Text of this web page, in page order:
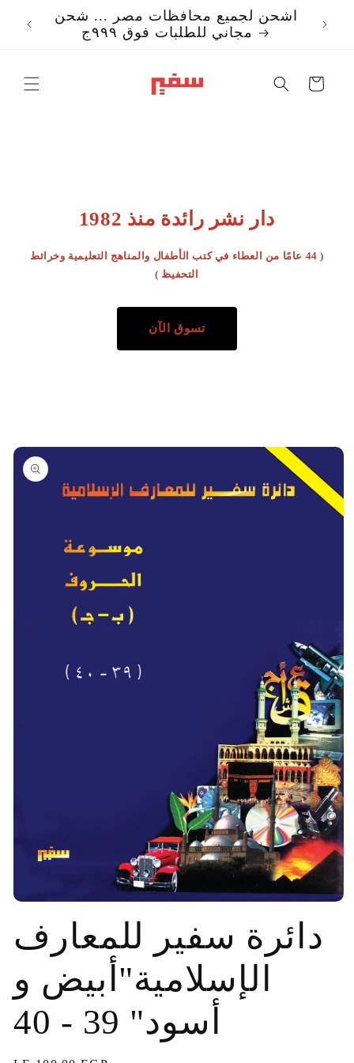
إلى
المحتوى
اشحن لجميع محافظات مصر ... شحن
مجاني للطلبات فوق ٩٩٩ج
Translation
دار نشر رائدة منذ 1982
( 44 عامًا من العطاء في كتب الأطفال والمناهج التعليمية وخرائط
التحفيظ )
تسوق الآن
إلى
معلومات
المنتج
في
دائرة سفير للمعارف
الإسلامية"أبيض و
أسود" 39 - 40